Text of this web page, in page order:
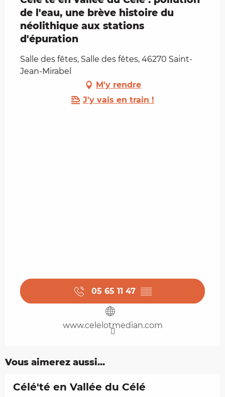
de l'eau, une brève histoire du
néolithique aux stations
d'épuration
Salle des fêtes, Salle des fêtes, 46270 Saint-
Jean-Mirabel
M'y rendre
J'y vais en train !
05 65 11 47 ▒▒
www.celelotmedian.com
Vous aimerez aussi...
Célé'té en Vallée du Célé